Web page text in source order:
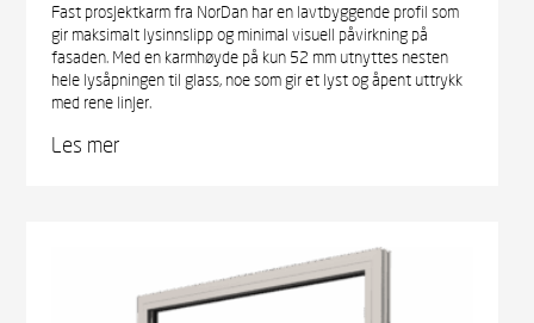
Fast prosjektkarm fra NorDan har en lavtbyggende profil som
gir maksimalt lysinnslipp og minimal visuell påvirkning på
fasaden. Med en karmhøyde på kun 52 mm utnyttes nesten
hele lysåpningen til glass, noe som gir et lyst og åpent uttrykk
med rene linjer.
Les mer